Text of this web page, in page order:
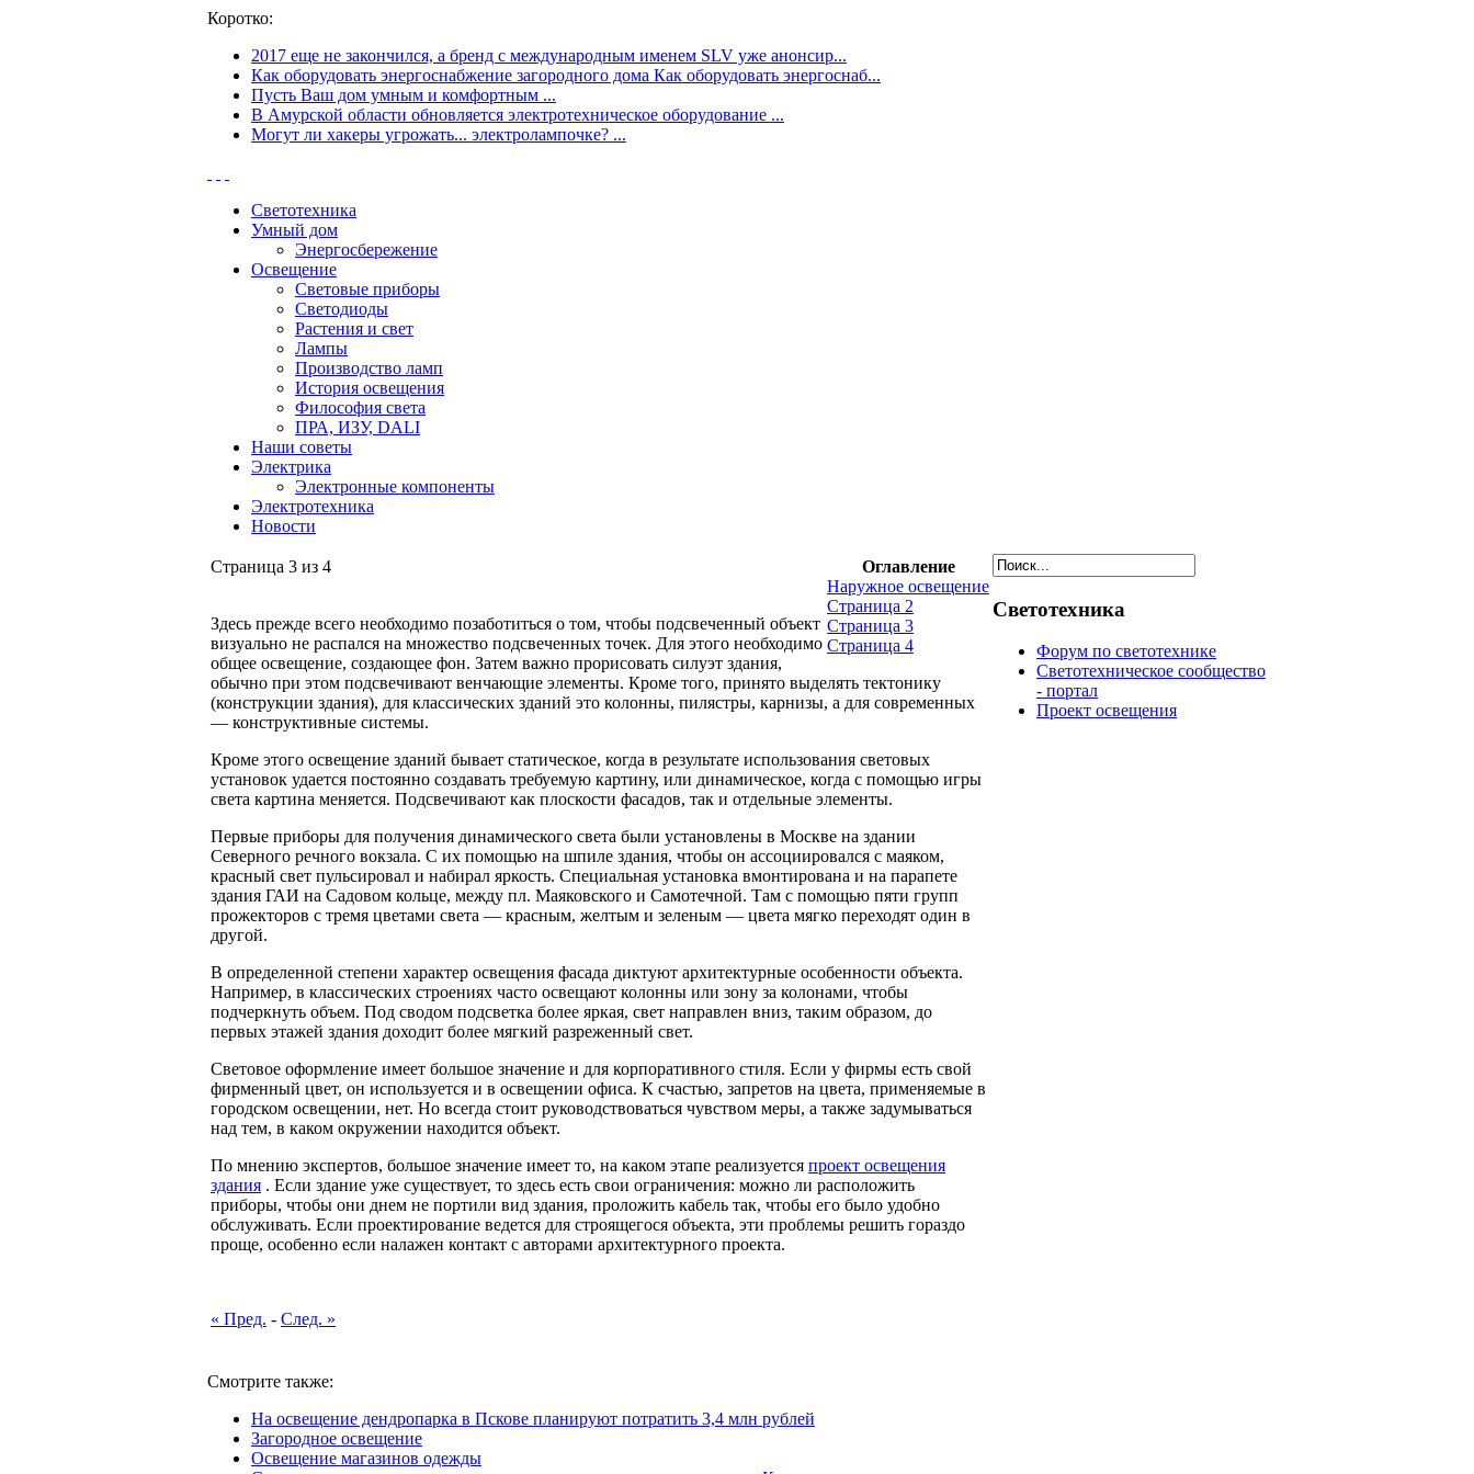
Коротко:
2017 еще не закончился, а бренд с международным именем SLV уже анонсир...
Как оборудовать энергоснабжение загородного дома Как оборудовать энергоснаб...
Пусть Ваш дом умным и комфортным ...
В Амурской области обновляется электротехническое оборудование ...
Могут ли хакеры угрожать... электролампочке? ...
Светотехника
Умный дом
Энергосбережение
Освещение
Световые приборы
Светодиоды
Растения и свет
Лампы
Производство ламп
История освещения
Философия света
ПРА, ИЗУ, DALI
Наши советы
Электрика
Электронные компоненты
Электротехника
Новости
Оглавление
Наружное освещение
Страница 2
Страница 3
Страница 4
Страница 3 из 4
Здесь прежде всего необходимо позаботиться о том, чтобы подсвеченный объект
визуально не распался на множество подсвеченных точек. Для этого необходимо
общее освещение, создающее фон. Затем важно прорисовать силуэт здания,
обычно при этом подсвечивают венчающие элементы. Кроме того, принято выделять тектонику
(конструкции здания), для классических зданий это колонны, пилястры, карнизы, а для современных
— конструктивные системы.
Кроме этого освещение зданий бывает статическое, когда в результате использования световых
установок удается постоянно создавать требуемую картину, или динамическое, когда с помощью игры
света картина меняется. Подсвечивают как плоскости фасадов, так и отдельные элементы.
Первые приборы для получения динамического света были установлены в Москве на здании
Северного речного вокзала. С их помощью на шпиле здания, чтобы он ассоциировался с маяком,
красный свет пульсировал и набирал яркость. Специальная установка вмонтирована и на парапете
здания ГАИ на Садовом кольце, между пл. Маяковского и Самотечной. Там с помощью пяти групп
прожекторов с тремя цветами света — красным, желтым и зеленым — цвета мягко переходят один в
другой.
В определенной степени характер освещения фасада диктуют архитектурные особенности объекта.
Например, в классических строениях часто освещают колонны или зону за колонами, чтобы
подчеркнуть объем. Под сводом подсветка более яркая, свет направлен вниз, таким образом, до
первых этажей здания доходит более мягкий разреженный свет.
Световое оформление имеет большое значение и для корпоративного стиля. Если у фирмы есть свой
фирменный цвет, он используется и в освещении офиса. К счастью, запретов на цвета, применяемые в
городском освещении, нет. Но всегда стоит руководствоваться чувством меры, а также задумываться
над тем, в каком окружении находится объект.
По мнению экспертов, большое значение имеет то, на каком этапе реализуется проект освещения
здания . Если здание уже существует, то здесь есть свои ограничения: можно ли расположить
приборы, чтобы они днем не портили вид здания, проложить кабель так, чтобы его было удобно
обслуживать. Если проектирование ведется для строящегося объекта, эти проблемы решить гораздо
проще, особенно если налажен контакт с авторами архитектурного проекта.
« Пред. - След. »
Смотрите также:
На освещение дендропарка в Пскове планируют потратить 3,4 млн рублей
Загородное освещение
Освещение магазинов одежды
Светотехника
Форум по светотехнике
Светотехническое сообщество
- портал
Проект освещения